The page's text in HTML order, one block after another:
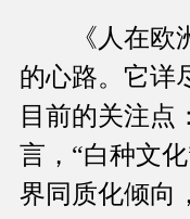
《人在欧洲
的心路。它详
目前的关注点
言，“白种文
界同质化倾向